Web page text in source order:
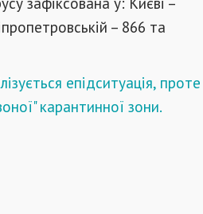
– 866 та
епідситуація, проте
карантинної зони.